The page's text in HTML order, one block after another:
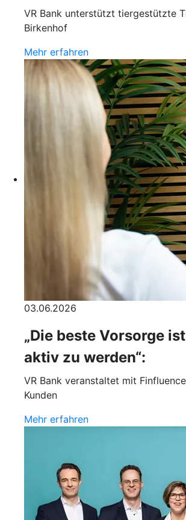
VR Bank unterstützt tiergestützte
Birkenhof
Mehr erfahren
03.06.2026
„Die beste Vorsorge
aktiv zu werden“:
VR Bank veranstaltet mit
Kunden
Mehr erfahren